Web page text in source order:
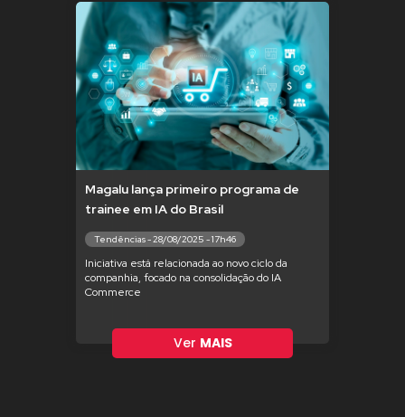
Magalu lança primeiro programa de
trainee em IA do Brasil
Tendências - 28/08/2025 - 17h46
Iniciativa está relacionada ao novo ciclo da
companhia, focado na consolidação do IA
Commerce
Ver MAIS